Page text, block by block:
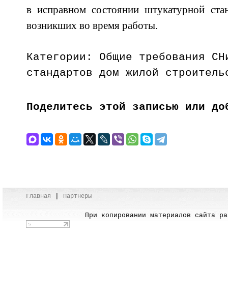
в исправном состоянии штукатурной
возникших во время работы.
Категории: Общие требования
стандартов дом жилой
Поделитесь этой записью или
Главная Партнеры
При копировании материалов сайта